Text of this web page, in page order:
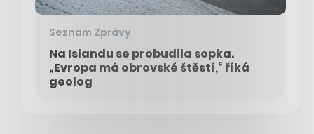
Seznam Zprávy
Na Islandu se probudila sopka.
„Evropa má obrovské štěstí,“ říká
geolog